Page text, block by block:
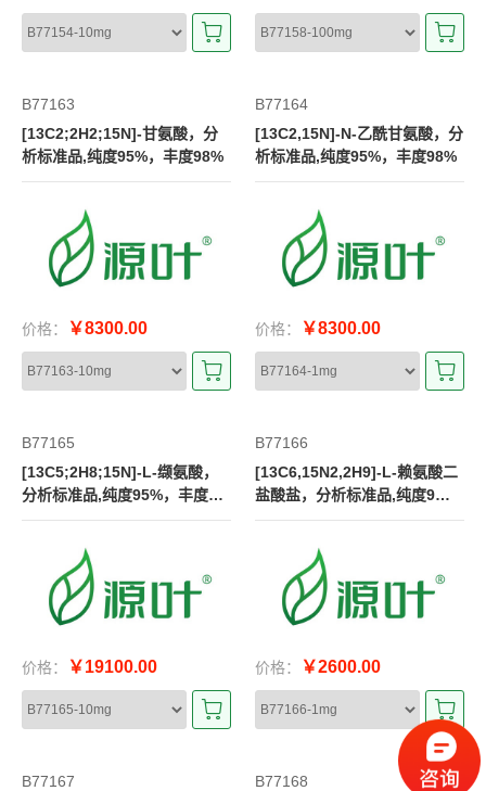
B77163
[13C2;2H2;15N]-甘氨酸，分
析标准品,纯度95%，丰度98%
价格： ￥8300.00
B77164
[13C2,15N]-N-乙酰甘氨酸，分
析标准品,纯度95%，丰度98%
价格： ￥8300.00
B77165
[13C5;2H8;15N]-L-缬氨酸，
分析标准品,纯度95%，丰度9
8%
价格： ￥19100.00
B77166
[13C6,15N2,2H9]-L-赖氨酸二
盐酸盐，分析标准品,纯度9
5%，丰度98%
价格： ￥2600.00
B77167
B77168